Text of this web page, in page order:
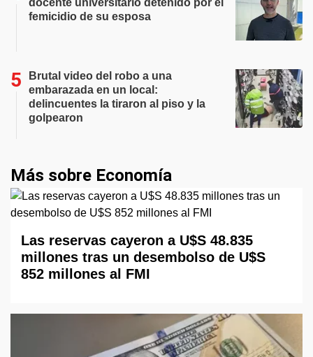
femicidio de su esposa
Brutal video del robo a una
embarazada en un local:
delincuentes la tiraron al piso y la
golpearon
Más sobre Economía
Las reservas cayeron a U$S 48.835
millones tras un desembolso de U$S
852 millones al FMI